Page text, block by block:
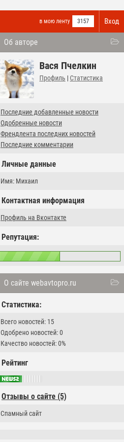
Вход
в мою ленту 3157
Об авторе
Вася Пчелкин
Профиль | Статистика
Последние добавленные новости
Одобренные новости
Френдлента последних новостей
Последние комментарии
Личные данные
Имя: Михаил
Контактная информация
Профиль на Вконтакте
Репутация:
О сайте webavtopro.ru
Статистика:
Всего новостей: 15
Одобрено новостей: 0
Качество новостей: 0%
Рейтинг
Отзывы о сайте (5)
Спамный сайт